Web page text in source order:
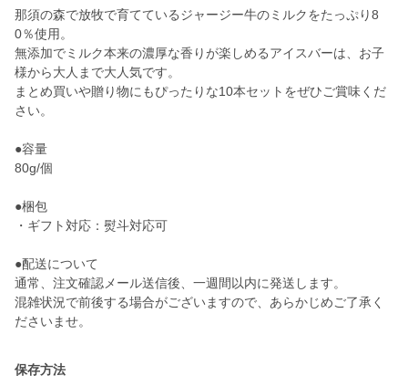
那須の森で放牧で育てているジャージー牛のミルクをたっぷり8
0％使用。
無添加でミルク本来の濃厚な香りが楽しめるアイスバーは、お子
様から大人まで大人気です。
まとめ買いや贈り物にもぴったりな10本セットをぜひご賞味くだ
さい。
●容量
80g/個
●梱包
・ギフト対応：熨斗対応可
●配送について
通常、注文確認メール送信後、一週間以内に発送します。
混雑状況で前後する場合がございますので、あらかじめご了承く
ださいませ。
保存方法